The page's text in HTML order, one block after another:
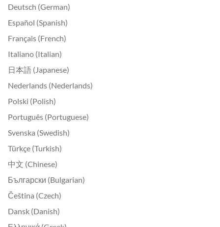
Deutsch (German)
Español (Spanish)
Français (French)
Italiano (Italian)
日本語 (Japanese)
Nederlands (Nederlands)
Polski (Polish)
Português (Portuguese)
Svenska (Swedish)
Türkçe (Turkish)
中文 (Chinese)
Български (Bulgarian)
Čeština (Czech)
Dansk (Danish)